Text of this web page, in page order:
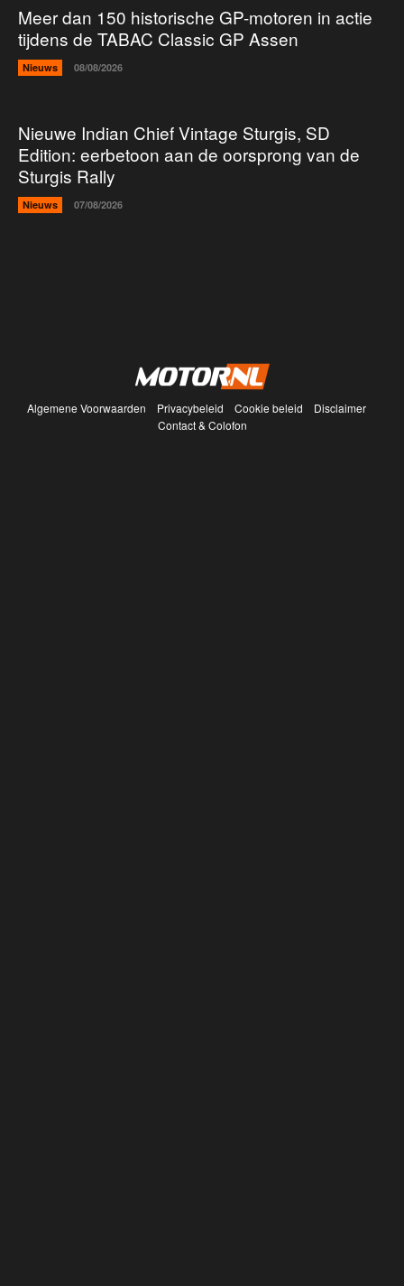
Meer dan 150 historische GP-motoren in actie
tijdens de TABAC Classic GP Assen
Nieuws 08/08/2026
Nieuwe Indian Chief Vintage Sturgis, SD
Edition: eerbetoon aan de oorsprong van de
Sturgis Rally
Nieuws 07/08/2026
Algemene Voorwaarden Privacybeleid Cookie beleid
Disclaimer
Contact & Colofon